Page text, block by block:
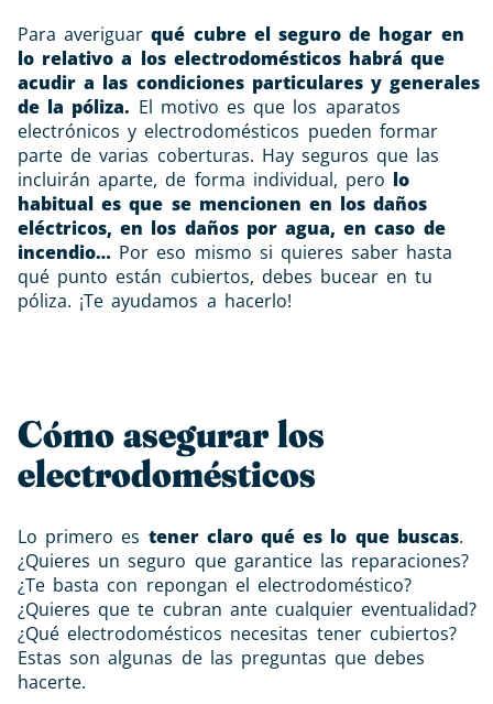
Para averiguarqué cubre el seguro de hogar en
lo relativo a los electrodomésticos habrá que
acudir a las condiciones particulares y generales
de la póliza. El motivo es que los aparatos
electrónicos y electrodomésticos pueden formar
parte de varias coberturas. Hay seguros que las
incluirán aparte, de forma individual, pero lo
habitual es que se mencionen en los daños
eléctricos, en los daños por agua, en caso de
incendio… Por eso mismo si quieres saber hasta
qué punto están cubiertos, debes bucear en tu
póliza. ¡Te ayudamos a hacerlo!
Cómo asegurar los
electrodomésticos
Lo primero es tener claro qué es lo que buscas.
¿Quieres un seguro que garantice las reparaciones?
¿Te basta con repongan el electrodoméstico?
¿Quieres que te cubran ante cualquier eventualidad?
¿Qué electrodomésticos necesitas tener cubiertos?
Estas son algunas de las preguntas que debes
hacerte.